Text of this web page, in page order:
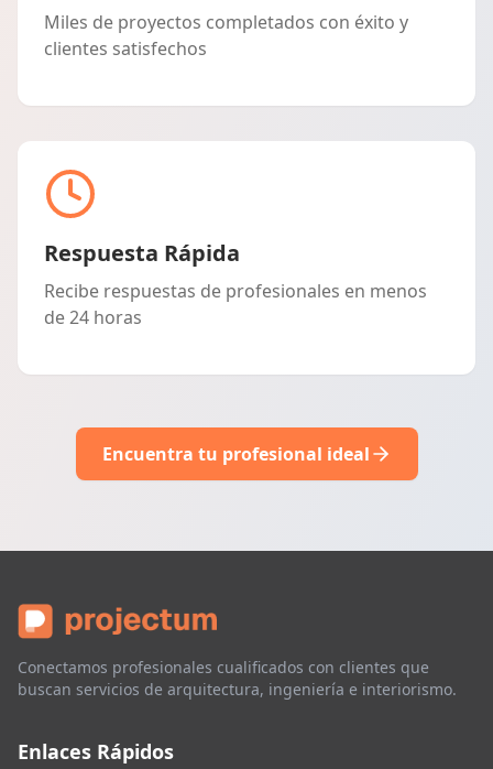
Miles de proyectos completados con éxito y
clientes satisfechos
Respuesta Rápida
Recibe respuestas de profesionales en menos
de 24 horas
Encuentra tu profesional ideal
Conectamos profesionales cualificados con clientes que
buscan servicios de arquitectura, ingeniería e interiorismo.
Enlaces Rápidos